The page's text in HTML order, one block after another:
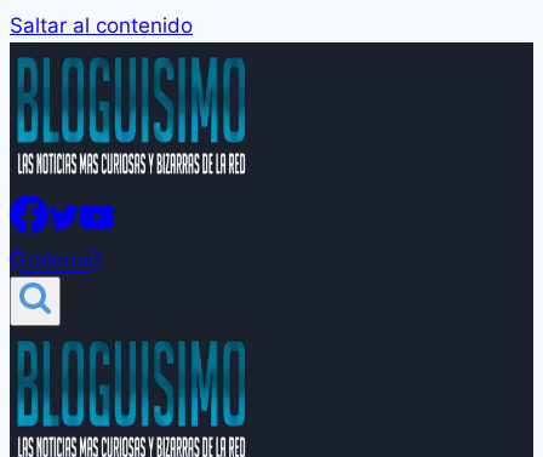
Saltar al contenido
Groleros!